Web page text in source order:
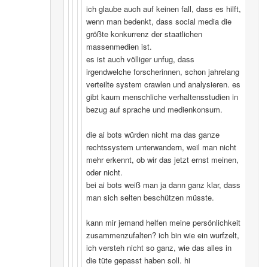
ich glaube auch auf keinen fall, dass es hilft,
wenn man bedenkt, dass social media die
größte konkurrenz der staatlichen
massenmedien ist.
es ist auch völliger unfug, dass
irgendwelche forscherinnen, schon jahrelang
verteilte system crawlen und analysieren. es
gibt kaum menschliche verhaltensstudien in
bezug auf sprache und medienkonsum.
die ai bots würden nicht ma das ganze
rechtssystem unterwandern, weil man nicht
mehr erkennt, ob wir das jetzt ernst meinen,
oder nicht.
bei ai bots weiß man ja dann ganz klar, dass
man sich selten beschützen müsste.
kann mir jemand helfen meine persönlichkeit
zusammenzufalten? ich bin wie ein wurfzelt,
ich versteh nicht so ganz, wie das alles in
die tüte gepasst haben soll. hi